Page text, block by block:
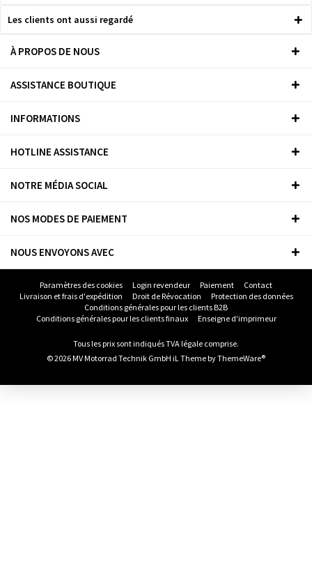
Les clients ont aussi regardé
À PROPOS DE NOUS
ASSISTANCE BOUTIQUE
INFORMATIONS
HOTLINE ASSISTANCE
NOTRE MÉDIA SOCIAL
NOS MODES DE PAIEMENT
NOUS ENVOYONS AVEC
Paramètres des cookies Login revendeur Paiement
Contact
Livraison et frais d'expédition
Droit de Révocation
Protection des données
Conditions générales pour les clients B2B
Conditions générales pour les clients finaux
Enseigne d'imprimeur
Tous les prix sont indiqués TVA légale comprise.
© 2026 MV Motorrad Technik GmbH iL Theme byThemeWare®